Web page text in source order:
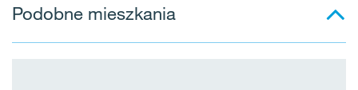
Podobne mieszkania